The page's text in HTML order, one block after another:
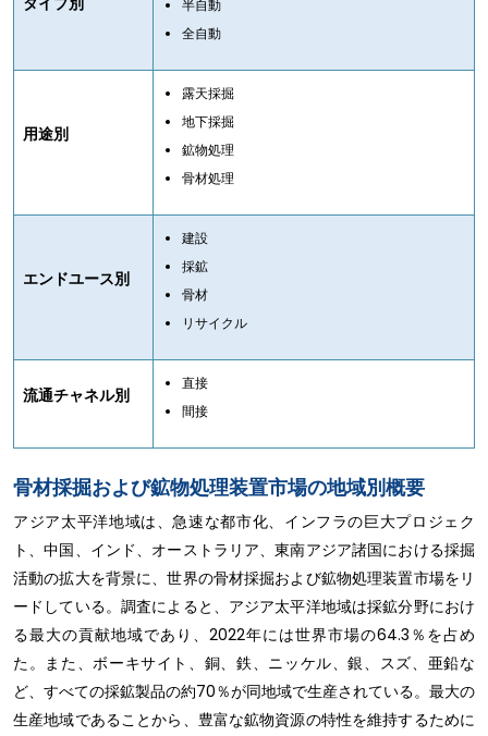
半自動
全自動
用途別
露天採掘
地下採掘
鉱物処理
骨材処理
エンドユース別
建設
採鉱
骨材
リサイクル
流通チャネル別
直接
間接
骨材採掘および鉱物処理装置市場の地域別概要
アジア太平洋地域は、急速な都市化、インフラの巨大プロジェク
ト、中国、インド、オーストラリア、東南アジア諸国における採掘
活動の拡大を背景に、世界の骨材採掘および鉱物処理装置市場をリ
ードしている。調査によると、アジア太平洋地域は採鉱分野におけ
る最大の貢献地域であり、2022年には世界市場の64.3％を占め
た。また、ボーキサイト、銅、鉄、ニッケル、銀、スズ、亜鉛な
ど、すべての採鉱製品の約70％が同地域で生産されている。最大の
生産地域であることから、豊富な鉱物資源の特性を維持するために